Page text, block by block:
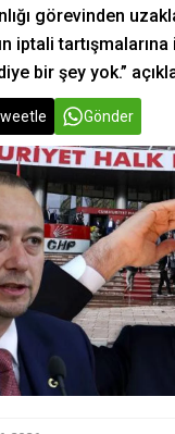
görevinden
iptali
bir şey yok.”
Gönder